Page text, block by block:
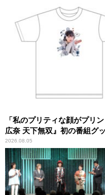
「私のプリティな顔がプリ
広奈 天下無双』初の番組グ
2026.08.05